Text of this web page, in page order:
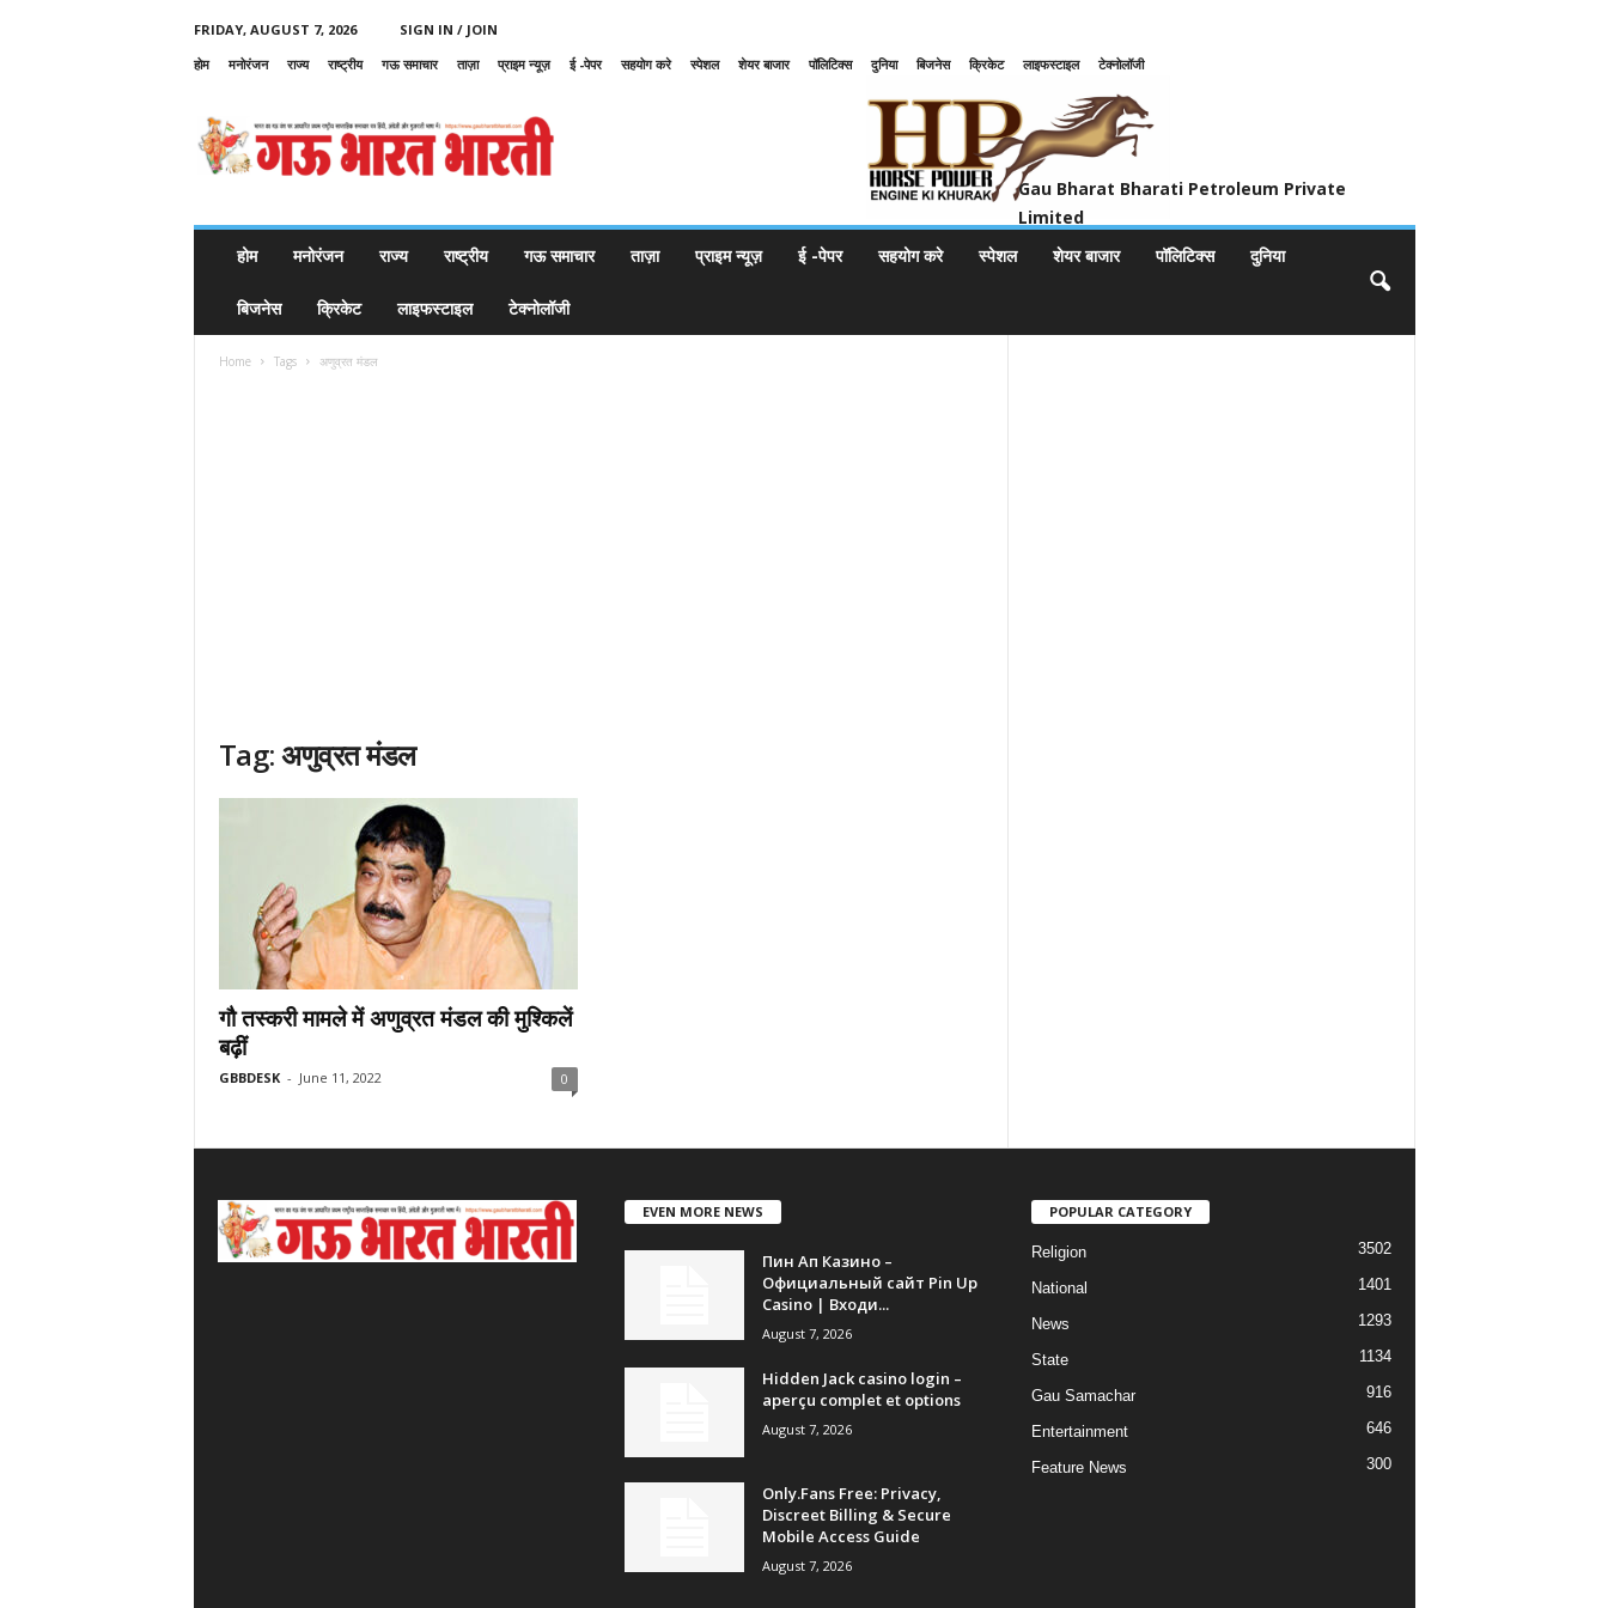
FRIDAY, AUGUST 7, 2026
SIGN IN / JOIN
होम
मनोरंजन राज्य राष्ट्रीय गऊ समाचार ताज़ा प्राइम न्यूज़ ई -पेपर सहयोग करे स्पेशल शेयर बाजार पॉलिटिक्स दुनिया बिजनेस क्रिकेट लाइफस्टाइल
टेक्नोलॉजी
u
Gau Bharat Bharati Petroleum Private
Limited
होम
मनोरंजन राज्य राष्ट्रीय गऊ समाचार ताज़ा प्राइम न्यूज़ ई -पेपर सहयोग करे स्पेशल शेयर बाजार पॉलिटिक्स दुनिया
बिजनेस क्रिकेट लाइफस्टाइल टेक्नोलॉजी
Home Tags अणुव्रत मंडल
Tag: अणुव्रत मंडल
गौ तस्करी मामले में अणुव्रत मंडल की मुश्किलें
बढ़ीं
GBBDESK - June 11, 2022 0
EVEN MORE NEWS
Пин Ап Казино –
Официальный сайт Pin Up
Casino | Входи...
August 7, 2026
Hidden Jack casino login –
aperçu complet et options
August 7, 2026
Only.Fans Free: Privacy,
Discreet Billing & Secure
Mobile Access Guide
August 7, 2026
POPULAR CATEGORY
Religion 3502
National 1401
News 1293
State 1134
Gau Samachar 916
Entertainment 646
Feature News 300